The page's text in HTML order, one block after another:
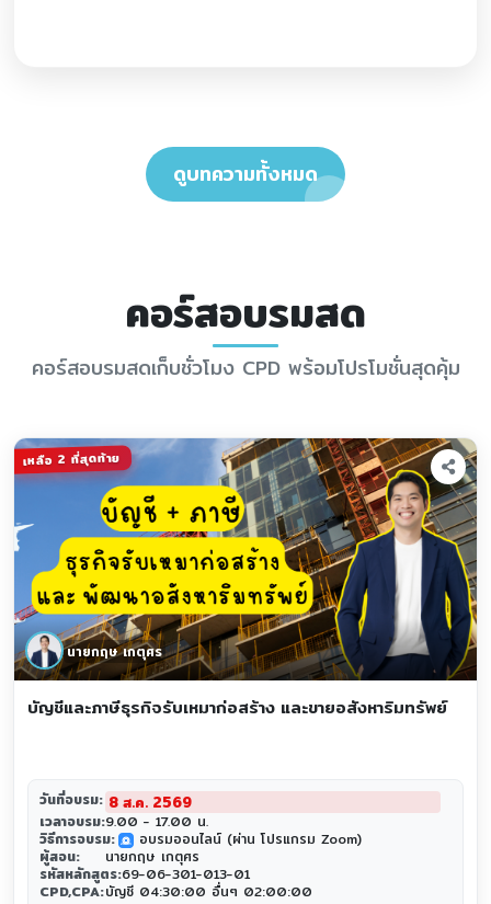
ดูบทความทั้งหมด
คอร์สอบรมสด
คอร์สอบรมสดเก็บชั่วโมง CPD พร้อมโปรโมชั่นสุดคุ้ม
เหลือ 2 ที่สุดท้าย
นายกฤษ เกตุศร
บัญชีและภาษีธุรกิจรับเหมาก่อสร้าง และขายอสังหาริมทรัพย์
วันที่อบรม: 8 ส.ค. 2569
เวลาอบรม:9.00 - 17.00 น.
วิธีการอบรม:
zoom
อบรมออนไลน์ (ผ่าน โปรแกรม Zoom)
ผู้สอน:
นายกฤษ เกตุศร
รหัสหลักสูตร:69-06-301-013-01
CPD,CPA:บัญชี 04:30:00 อื่นๆ 02:00:00